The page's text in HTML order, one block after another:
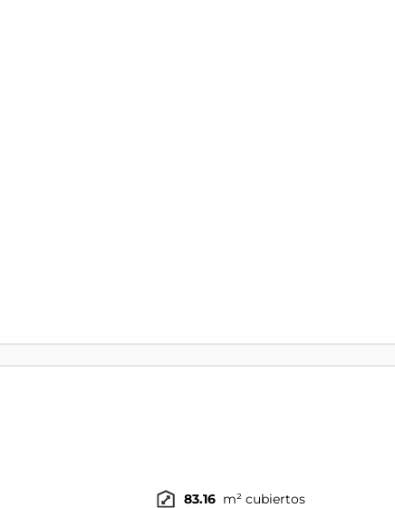
83.16 m² cubiertos